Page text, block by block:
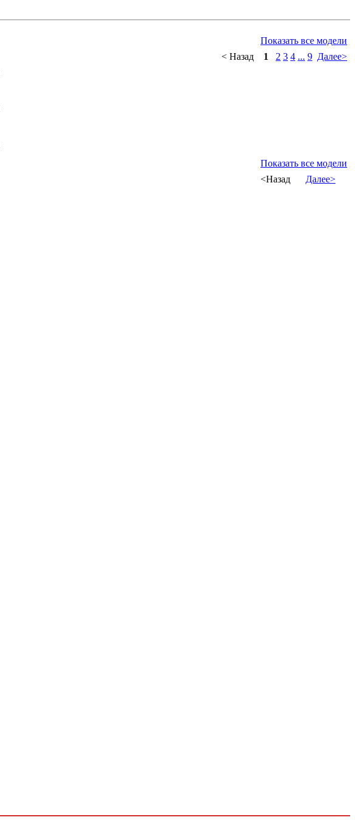
Показать все модели
< Назад
1 2 3 4 ... 9 Далее>
Показать все модели
<Назад
Далее>